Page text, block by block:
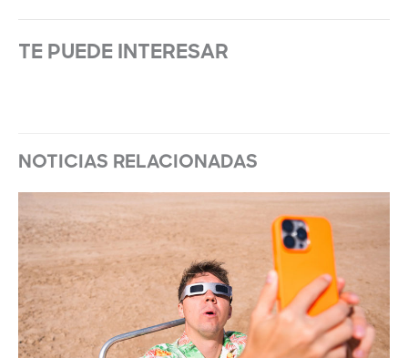
TE PUEDE INTERESAR
NOTICIAS RELACIONADAS